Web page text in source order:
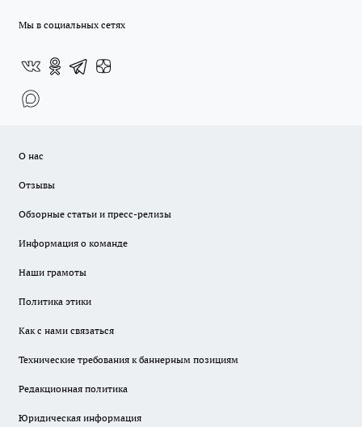
Мы в социальных сетях
О нас
Отзывы
Обзорные статьи и пресс-релизы
Информация о команде
Наши грамоты
Политика этики
Как с нами связаться
Технические требования к баннерным позициям
Редакционная политика
Юридическая информация